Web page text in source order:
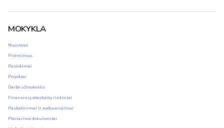
MOKYKLA
Nuostatai
Priėmimas
Pasiekimai
Projektai
Darbo užmokestis
Finansinių ataskaitų rinkiniai
Paskatinimai ir apdovanojimai
Planavimo dokumentai